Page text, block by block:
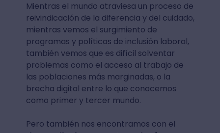
Mientras el mundo atraviesa un proceso de
reivindicación de la diferencia y del cuidado,
mientras vemos el surgimiento de
programas y políticas de inclusión laboral,
también vemos que es difícil solventar
problemas como el acceso al trabajo de
las poblaciones más marginadas, o la
brecha digital entre lo que conocemos
como primer y tercer mundo.
Pero también nos encontramos con el